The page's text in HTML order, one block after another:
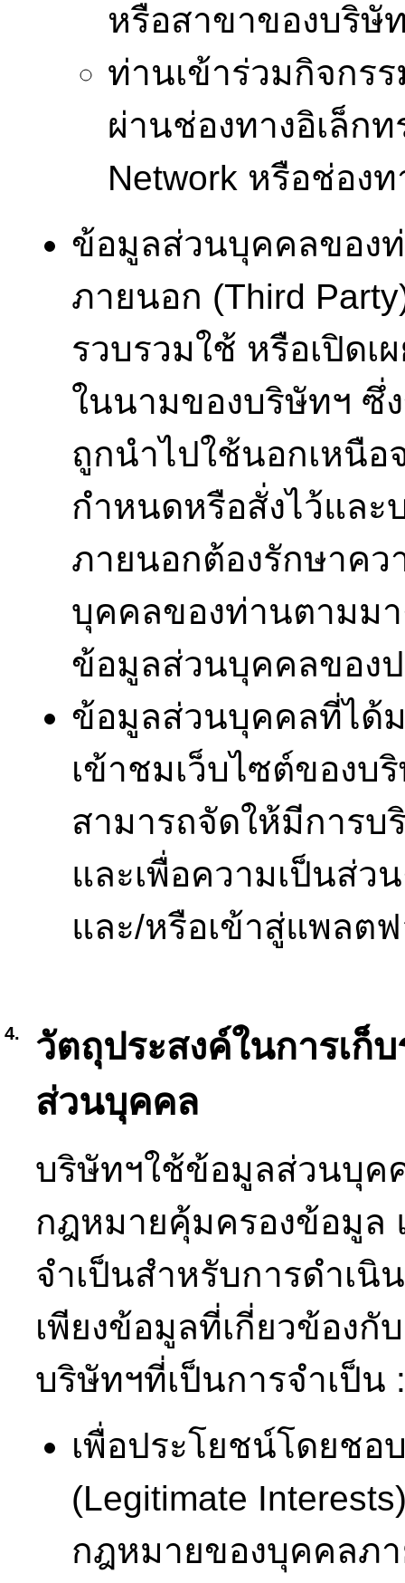
หรือสาขาของบริษั
ท่านเข้าร่วมกิจกร
ผ่านช่องทางอิเล็ก
Network หรือช่อง
ข้อมูลส่วนบุคคลของ
ภายนอก (Third
รวบรวมใช้ หรือเปิด
ในนามของบริษัทฯ ซึ่
ถูกนำไปใช้นอกเหนือ
กำหนดหรือสั่งไว้แล
ภายนอกต้องรักษาค
บุคคลของท่านตามม
ข้อมูลส่วนบุคคลของป
ข้อมูลส่วนบุคคลที่ได้
เข้าชมเว็บไซต์ของบ
สามารถจัดให้มีการ
และเพื่อความเป็นส่ว
และ/หรือเข้าสู่แพลต
4.
วัตถุประสงค์ในการเก็
ส่วนบุคคล
บริษัทฯใช้ข้อมูลส่วนบุค
กฎหมายคุ้มครองข้อมูล
จำเป็นสำหรับการดำเนิ
เพียงข้อมูลที่เกี่ยวข้องกั
บริษัทฯที่เป็นการจำเป็น :
เพื่อประโยชน์โดยช
(Legitimate
กฎหมายของบุคคลภ